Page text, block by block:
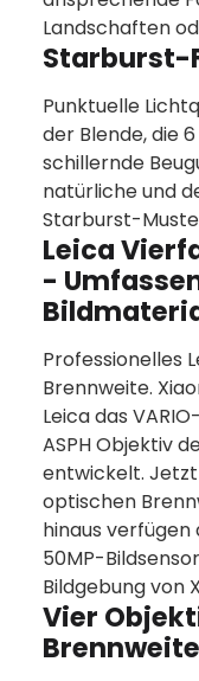
Landschaften
Starburst-
Punktuelle
der Blende, die
schillernde
natürliche und
Starburst-
Leica
-
Professionelles
Brennweite.
Leica das
ASPH Objektiv
entwickelt.
optischen
hinaus
50MP-
Bildgebung von
Vier